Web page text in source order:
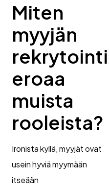
Miten
myyjän
rekrytointi
eroaa
muista
rooleista?
Ironista kyllä, myyjät ovat
usein hyviä myymään
itseään